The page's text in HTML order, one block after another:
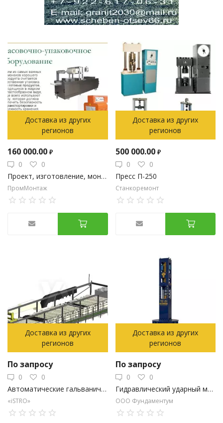
Доставка из других
регионов
160 000.00 ₽
0
0
Проект, изготовление, монтаж, ПНР, сервис оборудования
ПромМонтаж
Доставка из других
регионов
500 000.00 ₽
0
0
Пресс П-250
Станкоремонт
Доставка из других
регионов
По запросу
0
0
Автоматические гальванические линии (АГЛ)
«iSTRO»
Доставка из других
регионов
По запросу
0
0
Гидравлический ударный молот YC-21 Yongan (Китай)
ООО Фундаментум